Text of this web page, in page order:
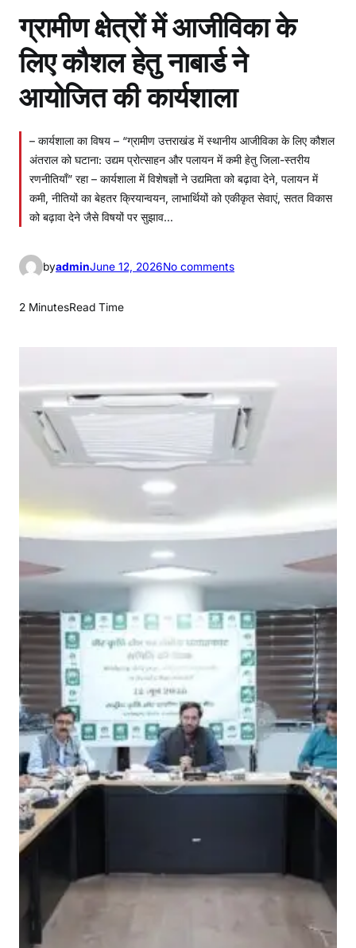
ग्रामीण क्षेत्रों में आजीविका के
लिए कौशल हेतु नाबार्ड ने
आयोजित की कार्यशाला
– कार्यशाला का विषय – “ग्रामीण उत्तराखंड में स्थानीय आजीविका के लिए कौशल
अंतराल को घटाना: उद्यम प्रोत्साहन और पलायन में कमी हेतु जिला-स्तरीय
रणनीतियाँ” रहा – कार्यशाला में विशेषज्ञों ने उद्यमिता को बढ़ावा देने, पलायन में
कमी, नीतियों का बेहतर क्रियान्वयन, लाभार्थियों को एकीकृत सेवाएं, सतत विकास
को बढ़ावा देने जैसे विषयों पर सुझाव…
byadminJune 12, 2026No commentso
में
आ
जी
लि
हे
तु
ना
बा
र्ड
आ
यो
जि
त
ला
2 MinutesRead Time